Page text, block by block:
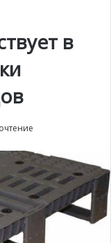
в